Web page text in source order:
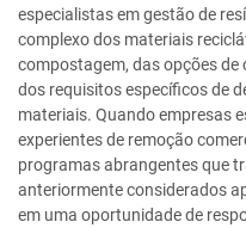
especialistas em gestão de
complexo dos materiais
compostagem, das opções de
dos requisitos específicos de
materiais. Quando empresas
experientes de remoção
programas abrangentes que
anteriormente considerados
em uma oportunidade de